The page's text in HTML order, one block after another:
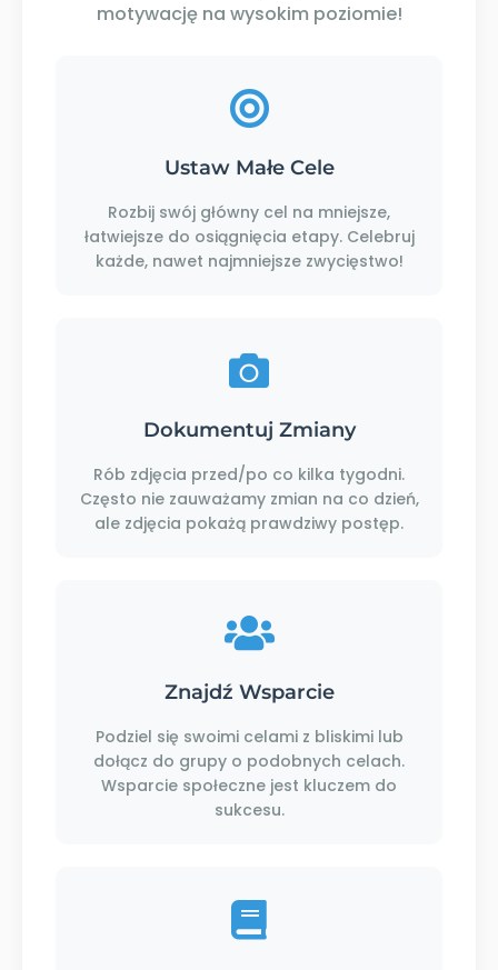
motywację na wysokim poziomie!
Ustaw Małe Cele
Rozbij swój główny cel na mniejsze,
łatwiejsze do osiągnięcia etapy. Celebruj
każde, nawet najmniejsze zwycięstwo!
Dokumentuj Zmiany
Rób zdjęcia przed/po co kilka tygodni.
Często nie zauważamy zmian na co dzień,
ale zdjęcia pokażą prawdziwy postęp.
Znajdź Wsparcie
Podziel się swoimi celami z bliskimi lub
dołącz do grupy o podobnych celach.
Wsparcie społeczne jest kluczem do
sukcesu.